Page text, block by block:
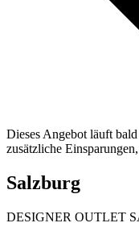
Dieses Angebot läuft
zusätzliche
Salzburg
DESIGNER OUTLET